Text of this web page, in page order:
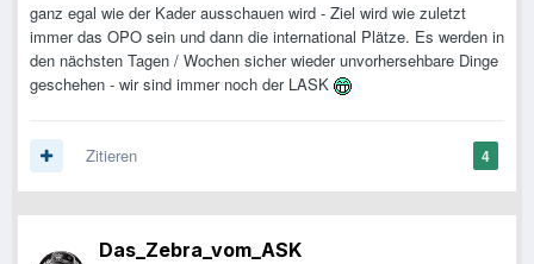
ganz egal wie der Kader ausschauen wird - Ziel wird wie zuletzt
immer das OPO sein und dann die international Plätze. Es werden in
den nächsten Tagen / Wochen sicher wieder unvorhersehbare Dinge
geschehen - wir sind immer noch der LASK
4
Zitieren
Das_Zebra_vom_ASK